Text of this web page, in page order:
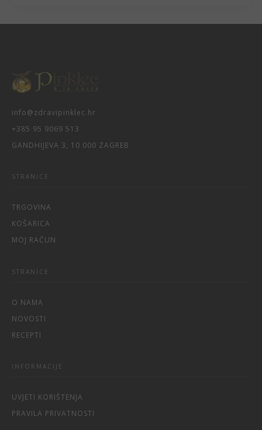
info@zdravipinklec.hr
+385 95 9069 513
GANDHIJEVA 3, 10 000 ZAGREB
STRANICE
TRGOVINA
KOŠARICA
MOJ RAČUN
STRANICE
O NAMA
NOVOSTI
RECEPTI
INFORMACIJE
UVJETI KORIŠTENJA
PRAVILA PRIVATNOSTI